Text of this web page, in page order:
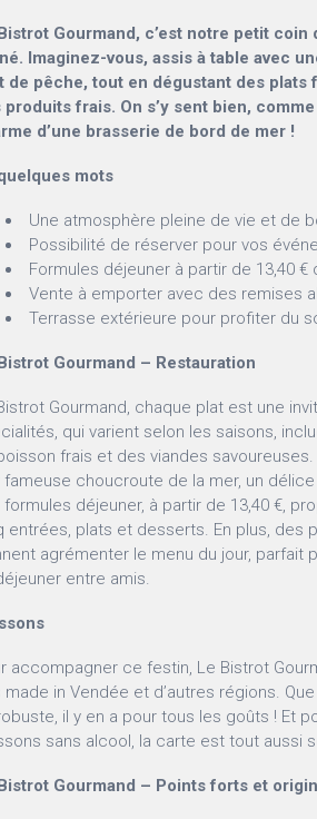
Gourmand, c’est notre petit coin
Imaginez-vous, assis à table avec
de pêche, tout en dégustant des plats
produits frais. On s’y sent bien,
d’une brasserie de bord de mer !
mots
Une atmosphère pleine de vie et de
Possibilité de réserver pour vos
Formules déjeuner à partir de 13,40
Vente à emporter avec des remises
Terrasse extérieure pour profiter du
Gourmand – Restauration
Gourmand, chaque plat est une
qui varient selon les saisons,
frais et des viandes
fameuse choucroute de la mer, un
formules déjeuner, à partir de 13,40 €,
entrées, plats et desserts. En plus, des
agrémenter le menu du jour, parfait
entre amis.
accompagner ce festin, Le Bistrot
made in Vendée et d’autres régions.
il y en a pour tous les goûts ! Et
sans alcool, la carte est tout aussi
Gourmand – Points forts et